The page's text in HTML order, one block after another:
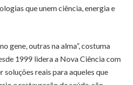
que unem ciência, energia e
gene, outras na alma”, costuma
1999 lidera a Nova Ciência com
reais para aqueles que